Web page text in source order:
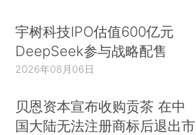
宇树科技IPO估值600亿元
DeepSeek参与战略配售
2026年08月06日
贝恩资本宣布收购贡茶 在中
国大陆无法注册商标后退出市